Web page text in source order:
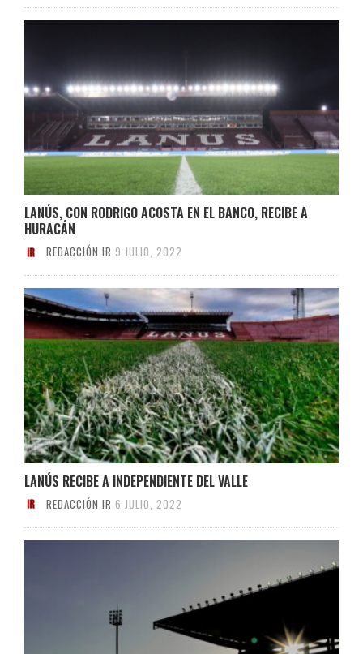
LANÚS, CON RODRIGO ACOSTA EN EL BANCO, RECIBE A
HURACÁN
REDACCIÓN IR 9 JULIO, 2022
LANÚS RECIBE A INDEPENDIENTE DEL VALLE
REDACCIÓN IR 6 JULIO, 2022